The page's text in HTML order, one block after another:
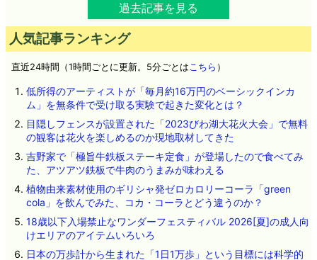
過去記事を見る
人気記事ランキング
直近24時間（1時間ごとに更新。5分ごとはこちら ）
低所得のアーティストが「毎月約16万円のベーシックインカ
ム」を無条件で受け取る実験で起きた変化とは？
目隠しフェンスが設置された「2023びわ湖大花火大会」で無料
の観客は花火を楽しめるのか現地取材してきた
吉野家で「極旨牛鉄板ステーキ定食」が登場したので食べてみ
た、アツアツ鉄板で牛肉のうまみが味わえる
植物由来素材使用のギリシャ発ゼロカロリーコーラ「green
cola」を飲んでみた、コカ・コーラとどう違うのか？
18歳以下入場禁止なワンダーフェスティバル 2026[夏]の成人向
けエリアのアイテムいろいろ
日本の万歩計から生まれた「1日1万歩」という目標には科学的